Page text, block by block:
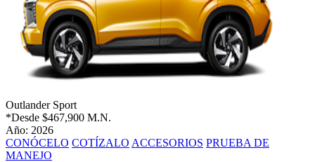
Outlander Sport
*Desde $467,900 M.N.
Año: 2026
CONÓCELO COTÍZALO ACCESORIOS PRUEBA DE
MANEJO